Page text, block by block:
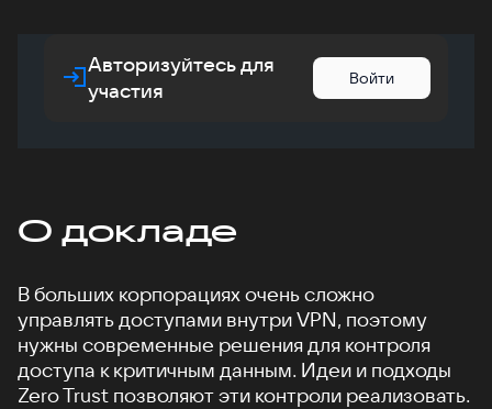
Авторизуйтесь для
участия
Войти
О докладе
В больших корпорациях очень сложно
управлять доступами внутри VPN, поэтому
нужны современные решения для контроля
доступа к критичным данным. Идеи и подходы
Zero Trust позволяют эти контроли реализовать.